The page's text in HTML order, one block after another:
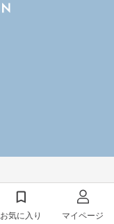
お気に入り マイページ